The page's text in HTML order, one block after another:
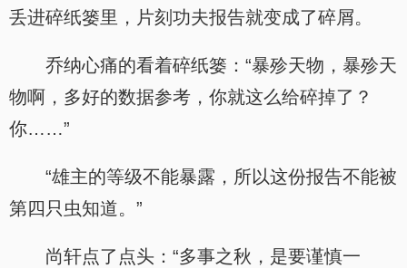
丢进碎纸篓里，片刻功夫报告就变成了碎屑。
乔纳心痛的看着碎纸篓：“暴殄天物，暴殄天
物啊，多好的数据参考，你就这么给碎掉了？
你……”
“雄主的等级不能暴露，所以这份报告不能被
第四只虫知道。”
尚轩点了点头：“多事之秋，是要谨慎一